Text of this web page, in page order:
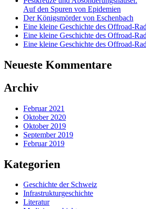
Auf den Spuren von Epidemien
Der Königsmörder von Eschenbach
Eine kleine Geschichte des Offroad-
Eine kleine Geschichte des Offroad-
Eine kleine Geschichte des Offroad-
Neueste Kommentare
Archiv
Februar 2021
Oktober 2020
Oktober 2019
September 2019
Februar 2019
Kategorien
Geschichte der Schweiz
Infrastrukturgeschichte
Literatur